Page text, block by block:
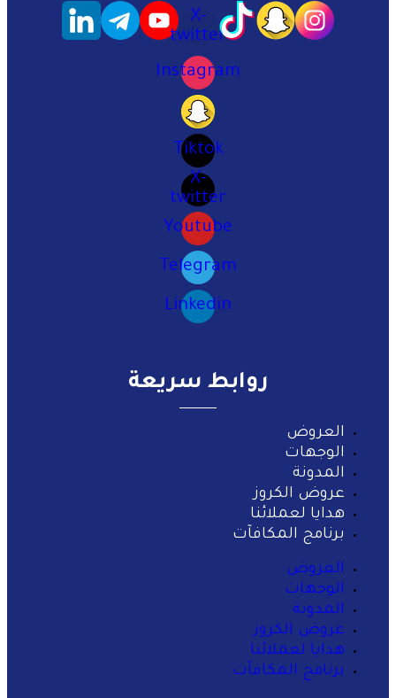
X-
twitter
Instagram
Tiktok
X-
twitter
Youtube
Telegram
Linkedin
روابط سريعة
العروض
الوجهات
المدونة
عروض الكروز
هدايا لعملائنا
برنامج المكافآت
العروض
الوجهات
المدونة
عروض الكروز
هدايا لعملائنا
برنامج المكافآت